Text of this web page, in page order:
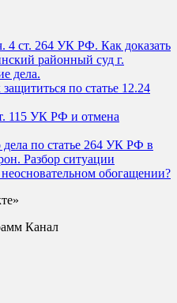
4 ст. 264 УК РФ. Как доказать
районный суд г.
дела.
по статье 12.24
115 УК РФ и отмена
по статье 264 УК РФ в
Разбор ситуации
обогащении?
Канал